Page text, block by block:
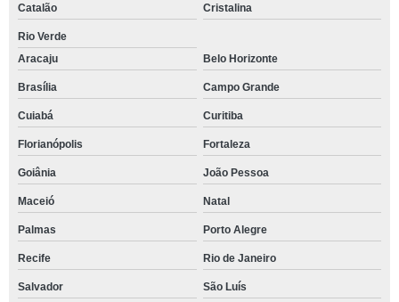
Catalão Cristalina
Rio Verde
Aracaju
Belo Horizonte
Brasília Campo Grande
Cuiabá Curitiba
Florianópolis Fortaleza
Goiânia João Pessoa
Maceió Natal
Palmas Porto Alegre
Recife Rio de Janeiro
Salvador São Luís